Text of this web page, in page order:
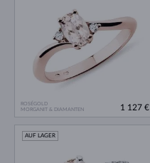
ROSÉGOLD
MORGANIT & DIAMANTEN
1 127 €
AUF LAGER